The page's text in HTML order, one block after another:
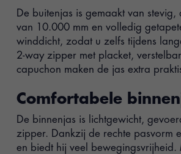
De buitenjas is gemaakt van stevig,
van 10.000 mm en volledig
winddicht, zodat u zelfs tijdens
2-way zipper met placket,
capuchon maken de jas extra
Comfortabele
De binnenjas is lichtgewicht,
zipper. Dankzij de rechte pasvorm
en biedt hij veel bewegingsvrijheid.